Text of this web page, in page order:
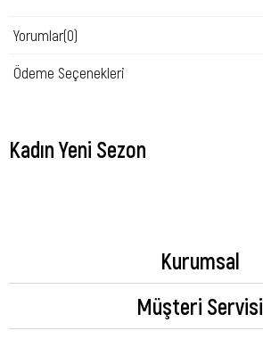
Yorumlar(0)
Ödeme Seçenekleri
Kadın Yeni Sezon
Kurumsal
Müşteri Servisi